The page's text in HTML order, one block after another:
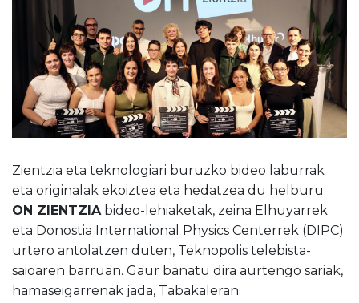
Zientzia eta teknologiari buruzko bideo laburrak
eta originalak ekoiztea eta hedatzea du helburu
ON ZIENTZIAbideo-lehiaketak, zeina Elhuyarrek
eta Donostia International Physics Centerrek (DIPC)
urtero antolatzen duten, Teknopolis telebista-
saioaren barruan. Gaur banatu dira aurtengo sariak,
hamaseigarrenak jada, Tabakaleran.